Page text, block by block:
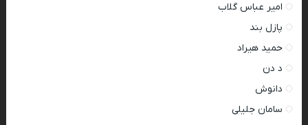
امیر عباس گلاب
پازل بند
حمید هیراد
د دن
دانوش
سامان جلیلی